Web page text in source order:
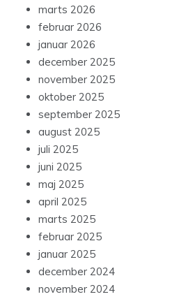
marts 2026
februar 2026
januar 2026
december 2025
november 2025
oktober 2025
september 2025
august 2025
juli 2025
juni 2025
maj 2025
april 2025
marts 2025
februar 2025
januar 2025
december 2024
november 2024